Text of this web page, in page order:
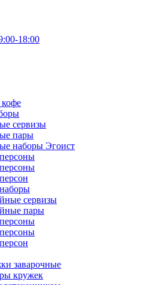
18:00
кофе
сервизы
пары
наборы Эгоист
сервизы
пары
заварочные
кружек